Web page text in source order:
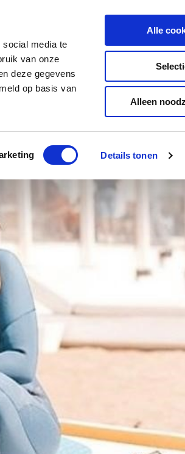
media te
van onze
deze gegevens
op basis van
Details tonen
Alle
Alleen
Klanten geven ons een 9,5/10